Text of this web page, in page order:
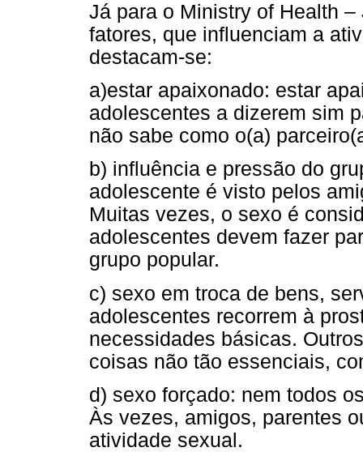
Já para o Ministry of Health –
fatores, que influenciam a
destacam-se:
a)estar apaixonado: estar
adolescentes a dizerem sim
não sabe como o(a)
b) influência e pressão do
adolescente é visto pelos
Muitas vezes, o sexo é
adolescentes devem fazer
grupo popular.
c) sexo em troca de bens,
adolescentes recorrem à
necessidades básicas.
coisas não tão essenciais,
d) sexo forçado: nem todos
Às vezes, amigos, parentes
atividade sexual.